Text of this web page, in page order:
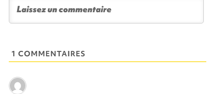
1 COMMENTAIRES